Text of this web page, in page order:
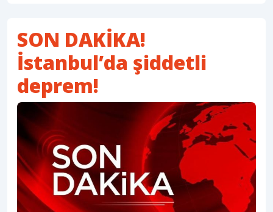
SON DAKİKA!
İstanbul’da şiddetli
deprem!